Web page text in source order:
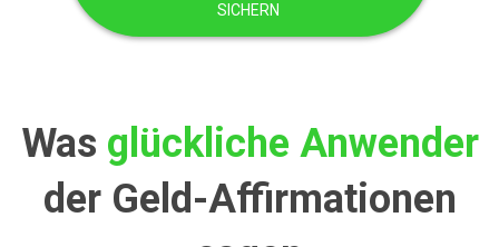
SICHERN
Was glückliche Anwender
der Geld-Affirmationen